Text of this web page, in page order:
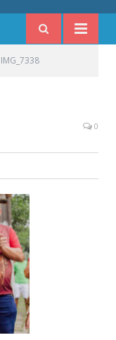
IMG_7338
0